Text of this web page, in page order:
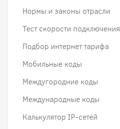
Нормы и законы отрасли
Тест скорости подключения
Подбор интернет тарифа
Мобильные коды
Междугородние коды
Международные коды
Калькулятор IP-сетей